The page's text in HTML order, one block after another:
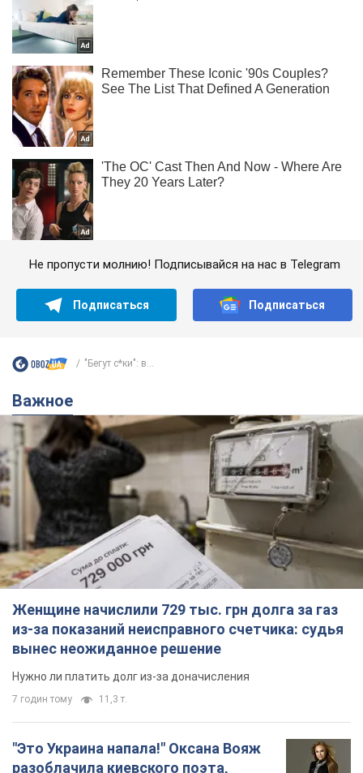
Не пропусти молнию! Подписывайся на нас в Telegram
Подписаться Подписаться
"Бегут с*ки": в...
Важное
Женщине начислили 729 тыс. грн долга за газ
из-за показаний неисправного счетчика: судья
вынес неожиданное решение
Нужно ли платить долг из-за доначисления
7 годин тому 11,3 т.
"Это Украина напала!" Оксана Вояж
разоблачила киевского поэта,